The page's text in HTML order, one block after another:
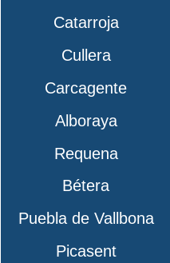
Catarroja
Cullera
Carcagente
Alboraya
Requena
Bétera
Puebla de Vallbona
Picasent